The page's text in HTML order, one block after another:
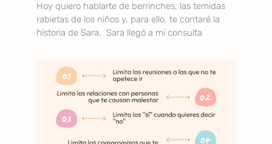
Hoy quiero hablarte de berrinches, las temidas
rabietas de los niños y, para ello, te contaré la
historia de Sara. Sara llegó a mi consulta